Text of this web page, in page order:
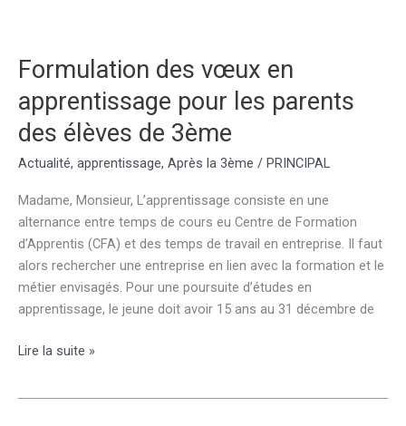
Formulation des vœux en
apprentissage pour les parents
des élèves de 3ème
Actualité, apprentissage, Après la 3ème / PRINCIPAL
Madame, Monsieur, L’apprentissage consiste en une
alternance entre temps de cours eu Centre de Formation
d’Apprentis (CFA) et des temps de travail en entreprise. Il faut
alors rechercher une entreprise en lien avec la formation et le
métier envisagés. Pour une poursuite d’études en
apprentissage, le jeune doit avoir 15 ans au 31 décembre de
Formulation
Lire la suite »